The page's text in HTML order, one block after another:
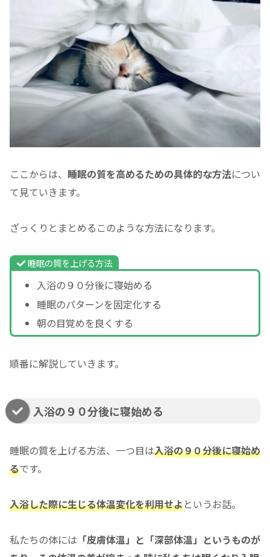
ここからは、 睡眠の質を高めるための具体的な方法につい
て見ていきます。
ざっくりとまとめるこのような方法になります。
睡眠の質を上げる方法
入浴の９０分後に寝始める
睡眠のパターンを固定化する
朝の目覚めを良くする
順番に解説していきます。
入浴の９０分後に寝始める
睡眠の質を上げる方法、一つ目は入浴の９０分後に寝始め
るです。
入浴した際に生じる体温変化を利用せよというお話。
私たちの体には 「皮膚体温」と「深部体温」というものが